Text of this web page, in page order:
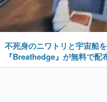
不死身のニワトリと宇宙船
『Breathedge』が無料で